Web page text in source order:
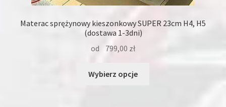
Materac sprężynowy kieszonkowy SUPER 23cm H4, H5
(dostawa 1-3dni)
od
799,00 zł
Wybierz opcje